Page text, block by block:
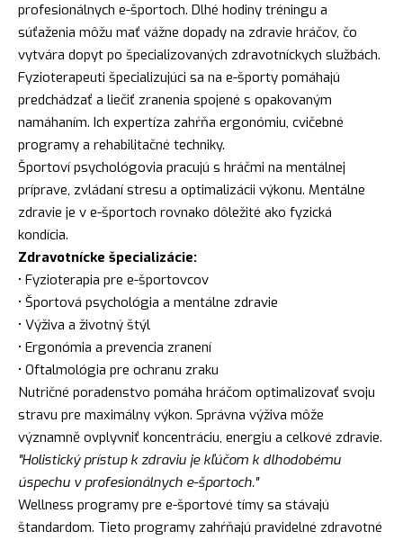
profesionálnych e-športoch. Dlhé hodiny tréningu a
súťaženia môžu mať vážne dopady na zdravie hráčov, čo
vytvára dopyt po špecializovaných zdravotníckych službách.
Fyzioterapeuti špecializujúci sa na e-športy pomáhajú
predchádzať a liečiť zranenia spojené s opakovaným
namáhaním. Ich expertíza zahŕňa ergonómiu, cvičebné
programy a rehabilitačné techniky.
Športoví psychológovia pracujú s hráčmi na mentálnej
príprave, zvládaní stresu a optimalizácii výkonu. Mentálne
zdravie je v e-športoch rovnako dôležité ako fyzická
kondícia.
Zdravotnícke špecializácie:
• Fyzioterapia pre e-športovcov
• Športová psychológia a mentálne zdravie
• Výživa a životný štýl
• Ergonómia a prevencia zranení
• Oftalmológia pre ochranu zraku
Nutričné poradenstvo pomáha hráčom optimalizovať svoju
stravu pre maximálny výkon. Správna výživa môže
významně ovplyvniť koncentráciu, energiu a celkové zdravie.
"Holistický prístup k zdraviu je kľúčom k dlhodobému
úspechu v profesionálnych e-športoch."
Wellness programy pre e-športové tímy sa stávajú
štandardom. Tieto programy zahŕňajú pravidelné zdravotné